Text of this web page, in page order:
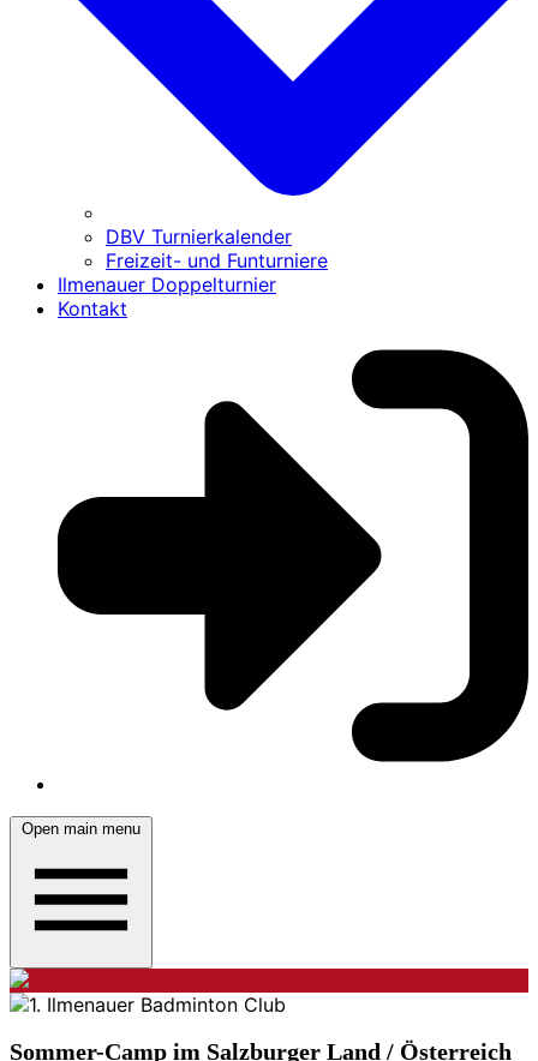
DBV Turnierkalender
Freizeit- und Funturniere
Ilmenauer Doppelturnier
Kontakt
Open main menu
Sommer-Camp im Salzburger Land / Österreich